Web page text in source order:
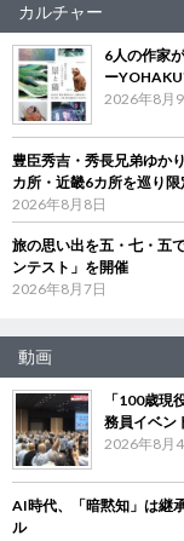
カルチャー
6人の作家
ー
2026年8月
豊臣秀吉・秀長兄弟ゆか
カ所・近畿6カ所を巡り
2026年8月8日
旅の思い出を五・七・五
ンテスト」を開催
2026年8月7日
動画
「100歳
務員イベン
2026年8月
AI時代、「暗黙知」は継
ル